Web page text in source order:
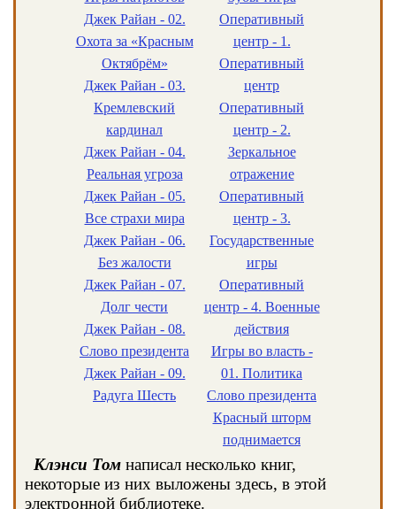
Джек Райан - 02.
Охота за «Красным
Октябрём»
Джек Райан - 03.
Кремлевский
кардинал
Джек Райан - 04.
Реальная угроза
Джек Райан - 05.
Все страхи мира
Джек Райан - 06.
Без жалости
Джек Райан - 07.
Долг чести
Джек Райан - 08.
Слово президента
Джек Райан - 09.
Радуга Шесть
Оперативный
центр - 1.
Оперативный
центр
Оперативный
центр - 2.
Зеркальное
отражение
Оперативный
центр - 3.
Государственные
игры
Оперативный
центр - 4. Военные
действия
Игры во власть -
01. Политика
Cлово президента
Красный шторм
поднимается
Клэнси Том написал несколько книг,
некоторые из них выложены здесь, в этой
электронной библиотеке.